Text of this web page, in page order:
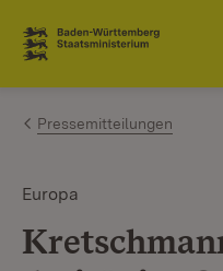
Zum Inhalt springen
Link zur Startseite
Pressemitteilungen
Europa